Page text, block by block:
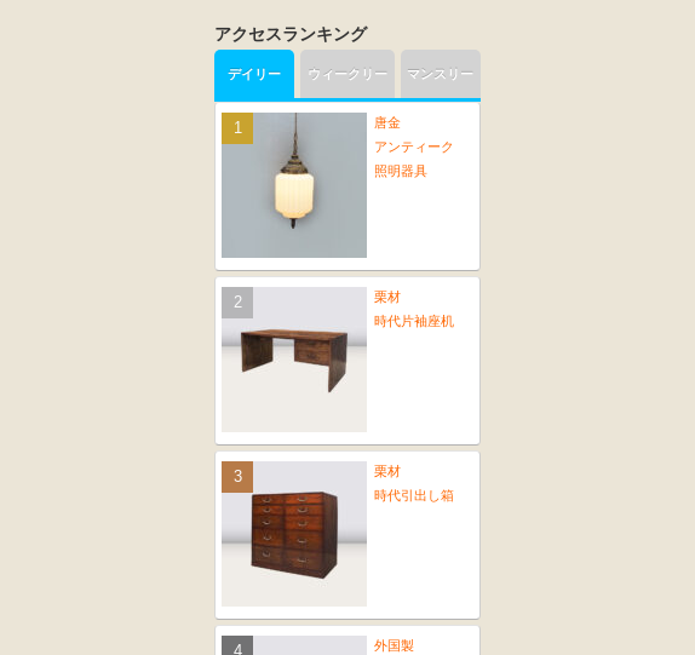
アクセスランキング
デイリー
唐金
アンティーク
照明器具
栗材
時代片袖座机
栗材
時代引出し箱
外国製
ウィークリー マンスリー